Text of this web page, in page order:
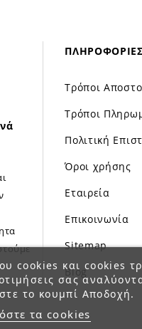
ΠΛΗΡΟΦΟΡΊΕΣ
Τρόποι
Τρόποι
Πολιτική
Όροι χρήσης
Εταιρεία
Επικοινωνία
Sitemap
Blog
cookies και cookies
σας
το κουμπί Αποδοχή.
τα cookies